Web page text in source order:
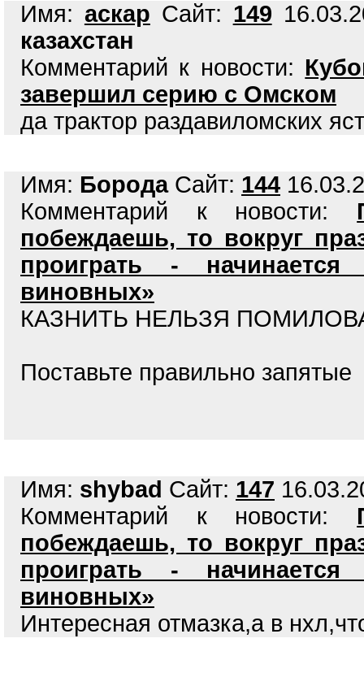
Имя: аскар Сайт: 149
казахстан
Комментарий к новости:
завершил серию с Омском
да трактор раздавиломских
Имя: БородаСайт: 144
Комментарий к новости:
побеждаешь, то вокруг
проиграть -
виновных»
КАЗНИТЬ НЕЛЬЗЯ
Поставьте правильно запятые
Имя: shybad Сайт: 147
Комментарий к новости:
побеждаешь, то вокруг
проиграть -
виновных»
Интересная отмазка,а в